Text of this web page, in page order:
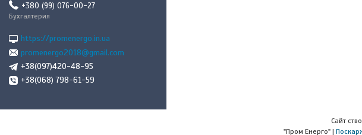
+380 (99) 076-00-27
Бухгалтерия
https://promenergo.in.ua
promenergo2018@gmail.com
+38(097)420-48-95
+38(068) 798-61-59
Сайт
"Пром Енерго" |